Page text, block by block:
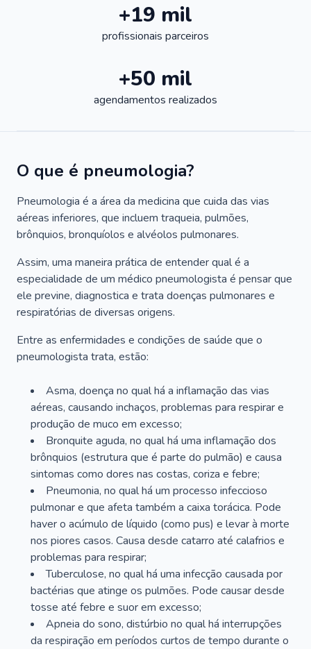
+19 mil
profissionais parceiros
+50 mil
agendamentos realizados
O que é pneumologia?
Pneumologia é a área da medicina que cuida das vias
aéreas inferiores, que incluem traqueia, pulmões,
brônquios, bronquíolos e alvéolos pulmonares.
Assim, uma maneira prática de entender qual é a
especialidade de um médico pneumologista é pensar que
ele previne, diagnostica e trata doenças pulmonares e
respiratórias de diversas origens.
Entre as enfermidades e condições de saúde que o
pneumologista trata, estão:
Asma, doença no qual há a inflamação das vias
aéreas, causando inchaços, problemas para respirar e
produção de muco em excesso;
Bronquite aguda, no qual há uma inflamação dos
brônquios (estrutura que é parte do pulmão) e causa
sintomas como dores nas costas, coriza e febre;
Pneumonia, no qual há um processo infeccioso
pulmonar e que afeta também a caixa torácica. Pode
haver o acúmulo de líquido (como pus) e levar à morte
nos piores casos. Causa desde catarro até calafrios e
problemas para respirar;
Tuberculose, no qual há uma infecção causada por
bactérias que atinge os pulmões. Pode causar desde
tosse até febre e suor em excesso;
Apneia do sono, distúrbio no qual há interrupções
da respiração em períodos curtos de tempo durante o